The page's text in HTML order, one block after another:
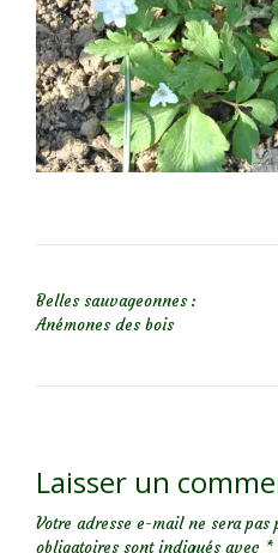
Belles sauvageonnes :
Anémones des bois
Laisser un
Votre adresse e-mail ne sera pas
obligatoires sont indiqués avec *